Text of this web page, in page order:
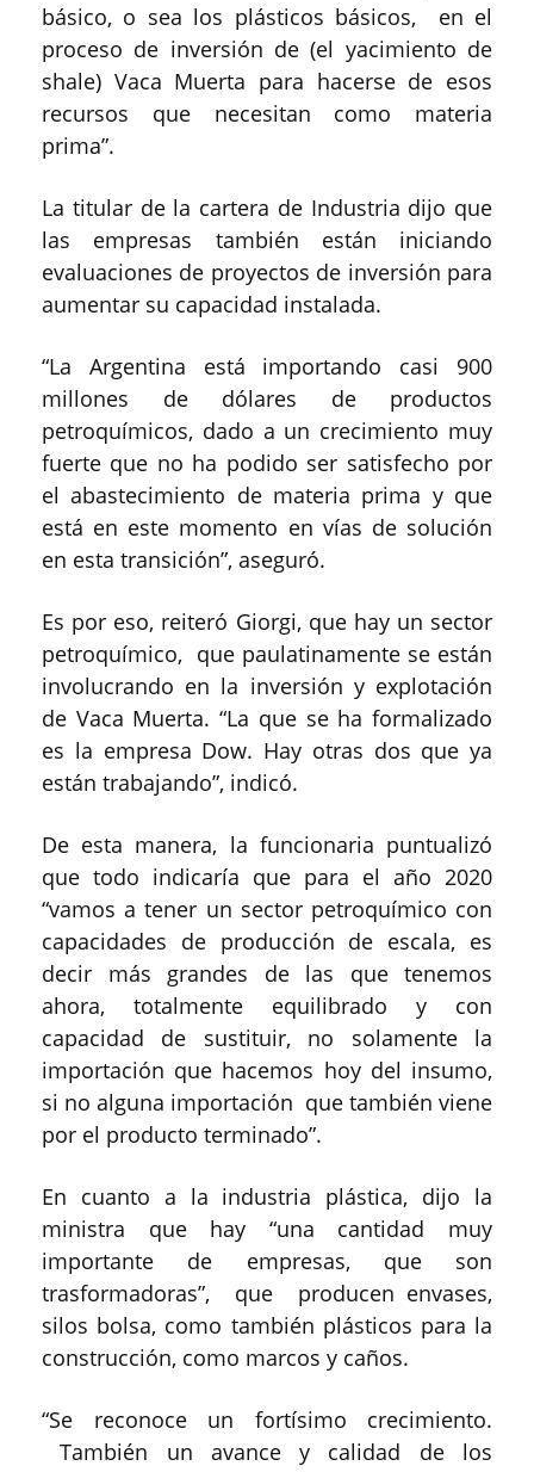
básico, o sea los plásticos básicos, en el
proceso de inversión de (el yacimiento de
shale) Vaca Muerta para hacerse de esos
recursos que necesitan como materia
prima”.
La titular de la cartera de Industria dijo que
las empresas también están iniciando
evaluaciones de proyectos de inversión para
aumentar su capacidad instalada.
“La Argentina está importando casi 900
millones de dólares de productos
petroquímicos, dado a un crecimiento muy
fuerte que no ha podido ser satisfecho por
el abastecimiento de materia prima y que
está en este momento en vías de solución
en esta transición”, aseguró.
Es por eso, reiteró Giorgi, que hay un sector
petroquímico, que paulatinamente se están
involucrando en la inversión y explotación
de Vaca Muerta. “La que se ha formalizado
es la empresa Dow. Hay otras dos que ya
están trabajando”, indicó.
De esta manera, la funcionaria puntualizó
que todo indicaría que para el año 2020
“vamos a tener un sector petroquímico con
capacidades de producción de escala, es
decir más grandes de las que tenemos
ahora, totalmente equilibrado y con
capacidad de sustituir, no solamente la
importación que hacemos hoy del insumo,
si no alguna importación que también viene
por el producto terminado”.
En cuanto a la industria plástica, dijo la
ministra que hay “una cantidad muy
importante de empresas, que son
trasformadoras”, que producen envases,
silos bolsa, como también plásticos para la
construcción, como marcos y caños.
“Se reconoce un fortísimo crecimiento.
También un avance y calidad de los